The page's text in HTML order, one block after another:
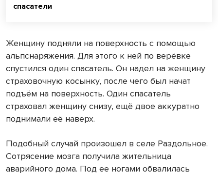
спасатели
Женщину подняли на поверхность с помощью
альпснаряжения. Для этого к ней по верёвке
спустился один спасатель. Он надел на женщину
страховочную косынку, после чего был начат
подъём на поверхность. Один спасатель
страховал женщину снизу, ещё двое аккуратно
поднимали её наверх.
Подобный случай произошел в селе Раздольное.
Сотрясение мозга получила жительница
аварийного дома. Под ее ногами обвалилась